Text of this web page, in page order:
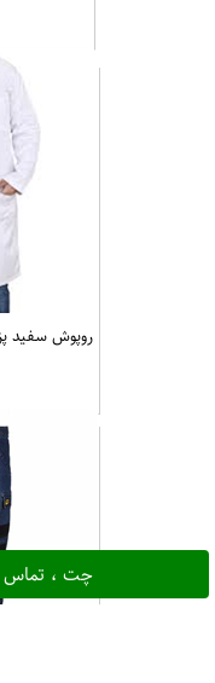
چت ، تماس
روپوش سفید